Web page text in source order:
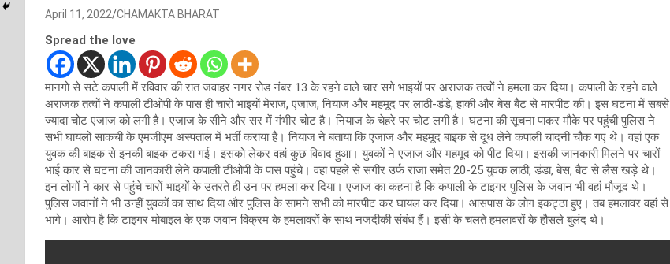
April 11, 2022 CHAMAKTA BHARAT
Spread the love
मानगो से सटे कपाली में रविवार की रात जवाहर नगर रोड नंबर 13 के रहने वाले चार सगे भाइयों पर अराजक तत्वों ने हमला कर दिया। कपाली के रहने वाले
अराजक तत्वों ने कपाली टीओपी के पास ही चारों भाइयों मेराज, एजाज, नियाज और महमूद पर लाठी-डंडे, हाकी और बेस बैट से मारपीट की। इस घटना में सबसे
ज्यादा चोट एजाज को लगी है। एजाज के सीने और सर में गंभीर चोट है। नियाज के चेहरे पर चोट लगी है। घटना की सूचना पाकर मौके पर पहुंची पुलिस ने
सभी घायलों साकची के एमजीएम अस्पताल में भर्ती कराया है। नियाज ने बताया कि एजाज और महमूद बाइक से दूध लेने कपाली चांदनी चौक गए थे। वहां एक
युवक की बाइक से इनकी बाइक टकरा गई। इसको लेकर वहां कुछ विवाद हुआ। युवकों ने एजाज और महमूद को पीट दिया। इसकी जानकारी मिलने पर चारों
भाई कार से घटना की जानकारी लेने कपाली टीओपी के पास पहुंचे। वहां पहले से सगीर उर्फ राजा समेत 20-25 युवक लाठी, डंडा, बेस, बैट से लैस खड़े थे।
इन लोगों ने कार से पहुंचे चारों भाइयों के उतरते ही उन पर हमला कर दिया। एजाज का कहना है कि कपाली के टाइगर पुलिस के जवान भी वहां मौजूद थे।
पुलिस जवानों ने भी उन्हीं युवकों का साथ दिया और पुलिस के सामने सभी को मारपीट कर घायल कर दिया। आसपास के लोग इकट्ठा हुए। तब हमलावर वहां से
भागे। आरोप है कि टाइगर मोबाइल के एक जवान विक्रम के हमलावरों के साथ नजदीकी संबंध हैं। इसी के चलते हमलावरों के हौसले बुलंद थे।